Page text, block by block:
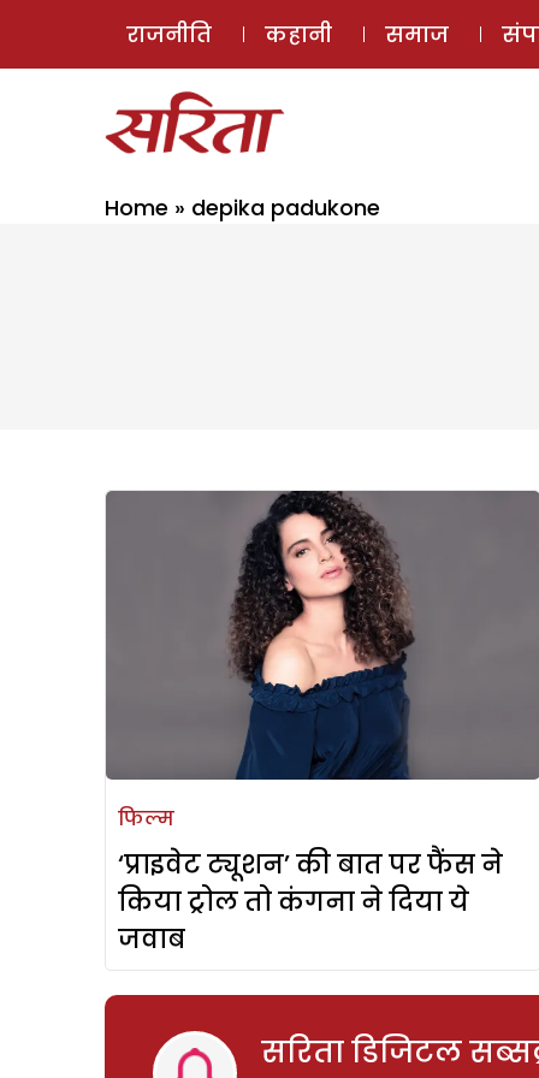
राजनीति कहानी समाज
Home » depika padukone
फिल्म
‘प्राइवेट ट्यूशन’ की बात पर फैंस ने
किया ट्रोल तो कंगना ने दिया ये
जवाब
सरिता डिजिटल